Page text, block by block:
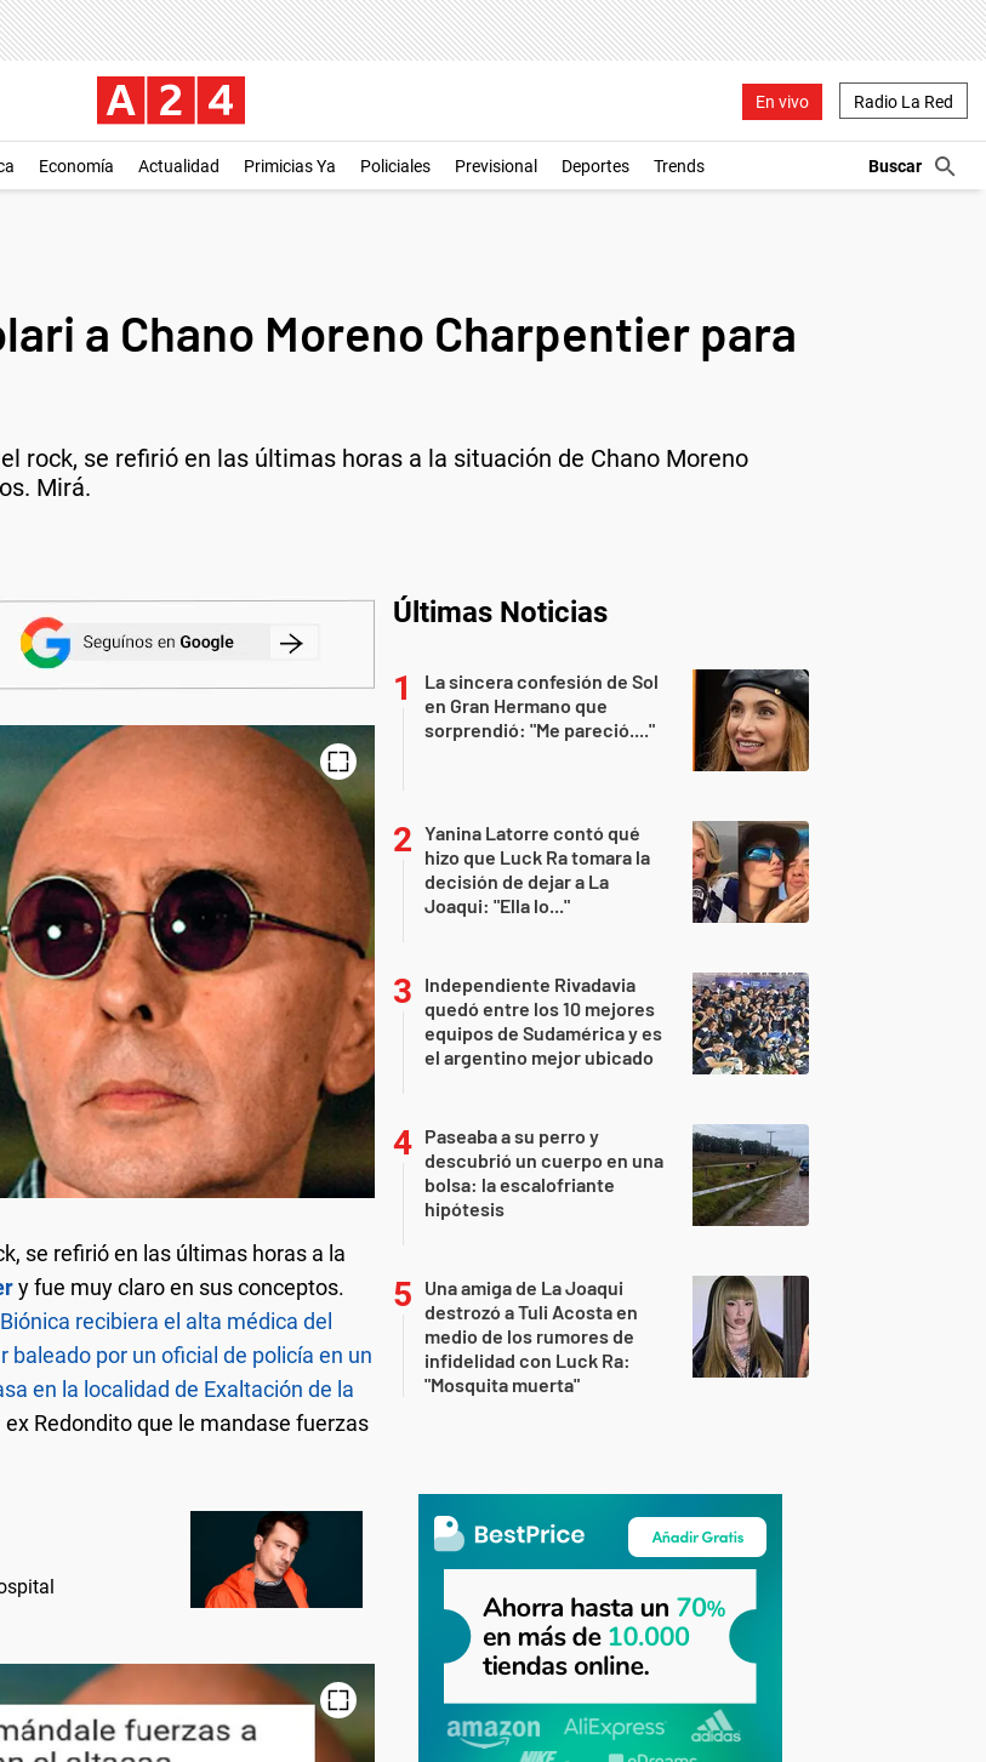
En vivo Radio La Red
Economía Actualidad Primicias Ya Policiales Previsional Deportes Trends
a Chano Moreno Charpentier para
rock, se refirió en las últimas horas a la situación de Chano Moreno
Mirá.
se refirió en las últimas horas a la
y fue muy claro en sus conceptos.
recibiera el alta médica del
por un oficial de policía en un
en la localidad de Exaltación de la
Redondito que le mandase fuerzas
Últimas Noticias
La sincera confesión de Sol
en Gran Hermano que
sorprendió: "Me pareció...."
Yanina Latorre contó qué
hizo que Luck Ra tomara la
decisión de dejar a La
Joaqui: "Ella lo..."
Independiente Rivadavia
quedó entre los 10 mejores
equipos de Sudamérica y es
el argentino mejor ubicado
Paseaba a su perro y
descubrió un cuerpo en una
bolsa: la escalofriante
hipótesis
Una amiga de La Joaqui
destrozó a Tuli Acosta en
medio de los rumores de
infidelidad con Luck Ra:
"Mosquita muerta"